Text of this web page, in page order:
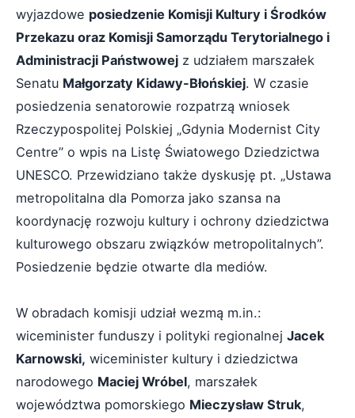
wyjazdowe posiedzenie Komisji Kultury i Środków
Przekazu oraz Komisji Samorządu Terytorialnego i
Administracji Państwowej z udziałem marszałek
Senatu Małgorzaty Kidawy-Błońskiej. W czasie
posiedzenia senatorowie rozpatrzą wniosek
Rzeczypospolitej Polskiej „Gdynia Modernist City
Centre” o wpis na Listę Światowego Dziedzictwa
UNESCO. Przewidziano także dyskusję pt. „Ustawa
metropolitalna dla Pomorza jako szansa na
koordynację rozwoju kultury i ochrony dziedzictwa
kulturowego obszaru związków metropolitalnych”.
Posiedzenie będzie otwarte dla mediów.
W obradach komisji udział wezmą m.in.:
wiceminister funduszy i polityki regionalnej Jacek
Karnowski, wiceminister kultury i dziedzictwa
narodowego Maciej Wróbel, marszałek
województwa pomorskiego Mieczysław Struk,